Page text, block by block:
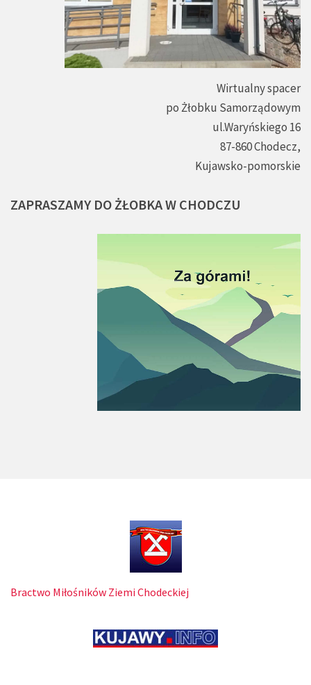
Wirtualny spacer
po Żłobku Samorządowym
ul.Waryńskiego 16
87-860 Chodecz,
Kujawsko-pomorskie
ZAPRASZAMY DOŻŁOBKAW CHODCZU
Bractwo Miłośników Ziemi Chodeckiej